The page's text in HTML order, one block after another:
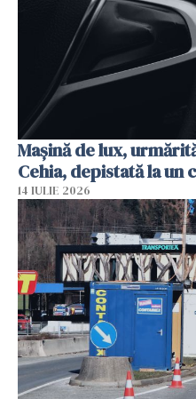
Mașină de lux,
Cehia, depistată la un
14 IULIE 2026